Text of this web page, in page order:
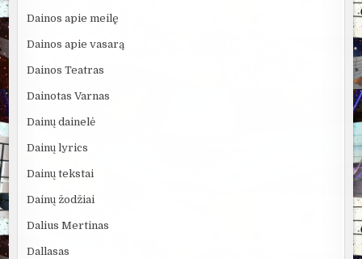
Dainos apie meilę
Dainos apie vasarą
Dainos Teatras
Dainotas Varnas
Dainų dainelė
Dainų lyrics
Dainų tekstai
Dainų žodžiai
Dalius Mertinas
Dallasas